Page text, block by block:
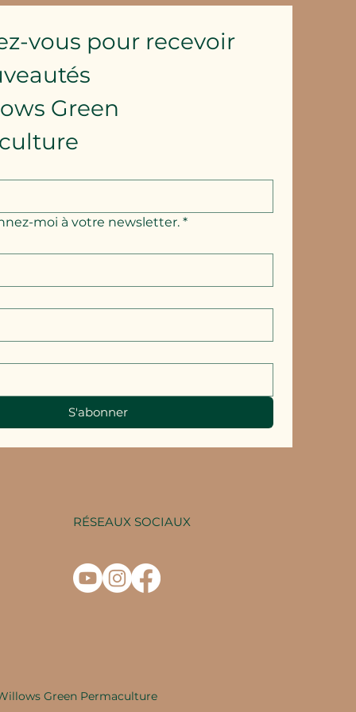
vous pour recevoir
Green
moi à votre newsletter. *
S'abonner
RÉSEAUX SOCIAUX
Green Permaculture